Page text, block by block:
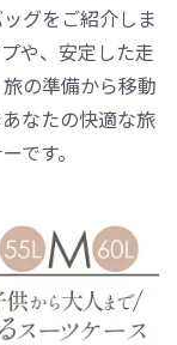
グをご紹介しま
や、安定した走
の準備から移動
なたの快適な旅
です。